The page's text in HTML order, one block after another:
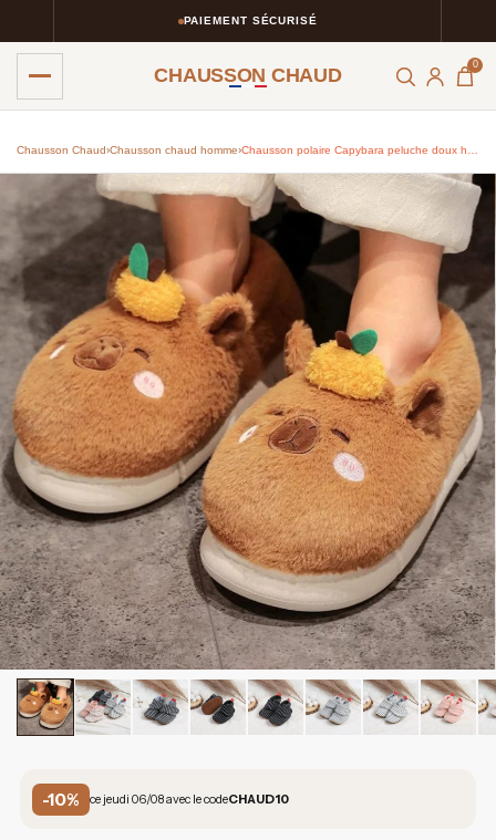
PAIEMENT SÉCURISÉ
CHAUSSON CHAUD 0
Chausson Chaud›Chausson chaud homme​›
-10% ce jeudi 06/08 avec le codeCHAUD10